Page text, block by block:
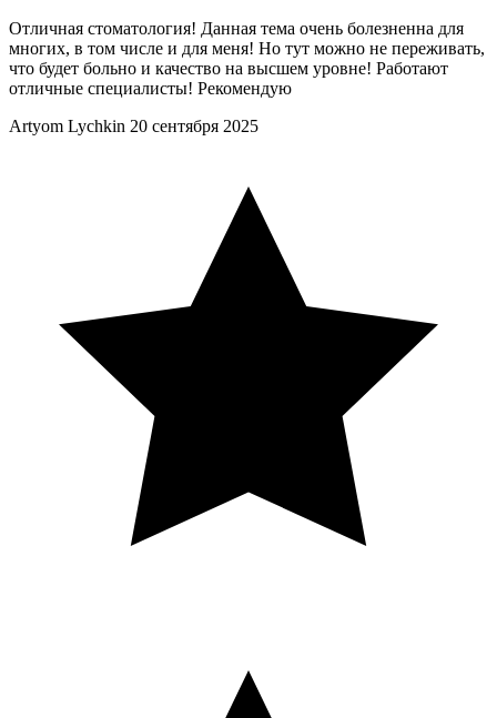
Отличная стоматология! Данная тема очень болезненна для
многих, в том числе и для меня! Но тут можно не переживать,
что будет больно и качество на высшем уровне! Работают
отличные специалисты! Рекомендую
Artyom Lychkin 20 сентября 2025